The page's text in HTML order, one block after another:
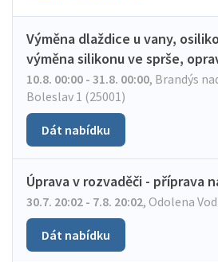
Výměna dlaždice u vany,
výměna silikonu ve sprše,
10.8. 00:00 - 31.8. 00:00, Brandýs
Boleslav 1 (25001)
Dát nabídku
Úprava v rozvaděči - příprava
30.7. 20:02 - 7.8. 20:02, Odolena
Dát nabídku